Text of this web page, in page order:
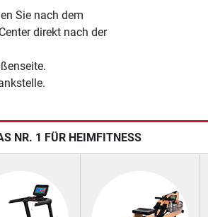
Sie nach dem
direkt nach der
NR. 1 FÜR HEIMFITNESS